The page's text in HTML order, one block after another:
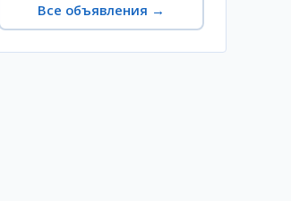
Все объявления →